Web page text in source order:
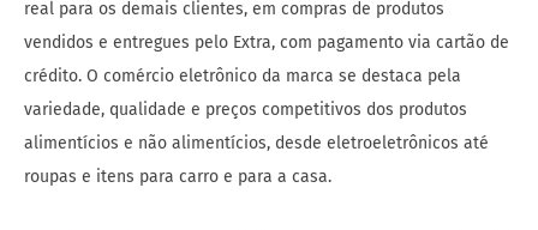
real para os demais clientes, em compras de produtos
vendidos e entregues pelo Extra, com pagamento via cartão de
crédito. O comércio eletrônico da marca se destaca pela
variedade, qualidade e preços competitivos dos produtos
alimentícios e não alimentícios, desde eletroeletrônicos até
roupas e itens para carro e para a casa.